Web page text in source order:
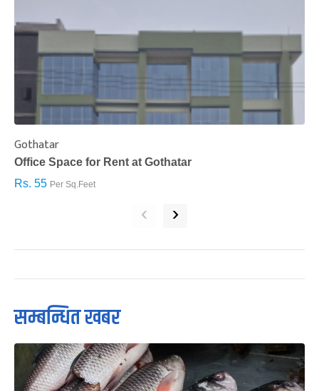
Gothatar
Office Space for Rent at Gothatar
Rs. 55 Per Sq.Feet
‹ ›
सम्बन्धित खबर